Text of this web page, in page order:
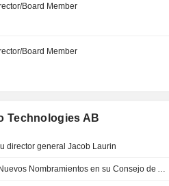
Board Member
Board Member
Technologies AB
director general Jacob Laurin
Intellego Technologies AB Anuncia Nuevos Nombramientos en su Consejo de Administración